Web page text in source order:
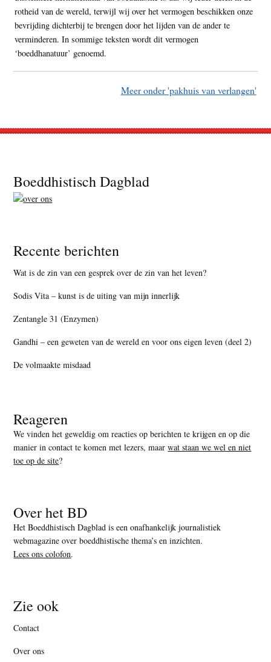
rotheid van de wereld, terwijl wij over het vermogen beschikken onze
bevrijding dichterbij te brengen door het lijden van de ander te
verminderen. In sommige teksten wordt dit vermogen
‘boeddhanatuur’ genoemd.
Meer onder 'pakhuis van verlangen'
Footer
Boeddhistisch Dagblad
Recente berichten
Wat is de zin van een gesprek over de zin van het leven?
Sodis Vita – kunst is de uiting van mijn innerlijk
Zentangle 31 (Enzymen)
Gandhi – een geweten van de wereld en voor ons eigen leven (deel 2)
De volmaakte misdaad
Reageren
We vinden het geweldig om reacties op berichten te krijgen en op die
manier in contact te komen met lezers, maarwat staan we wel en niet
toe op de site?
Over het BD
Het Boeddhistisch Dagblad is een onafhankelijk journalistiek
webmagazine over boeddhistische thema’s en inzichten.
Lees ons colofon.
Zie ook
Contact
Over ons